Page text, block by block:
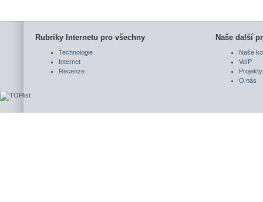
Rubriky Internetu pro všechny
Technologie
Internet
Recenze
Naše další
Naše
VoIP
Projekty
O nás